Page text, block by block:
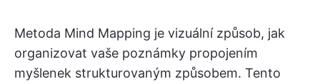
Metoda Mind Mapping je vizuální způsob, jak
organizovat vaše poznámky propojením
myšlenek strukturovaným způsobem. Tento